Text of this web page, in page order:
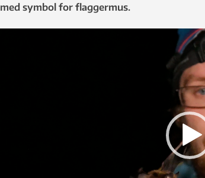
med symbol for flaggermus.